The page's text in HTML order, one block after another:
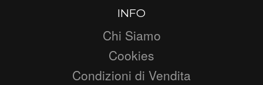
INFO
Chi Siamo
Cookies
Condizioni di Vendita